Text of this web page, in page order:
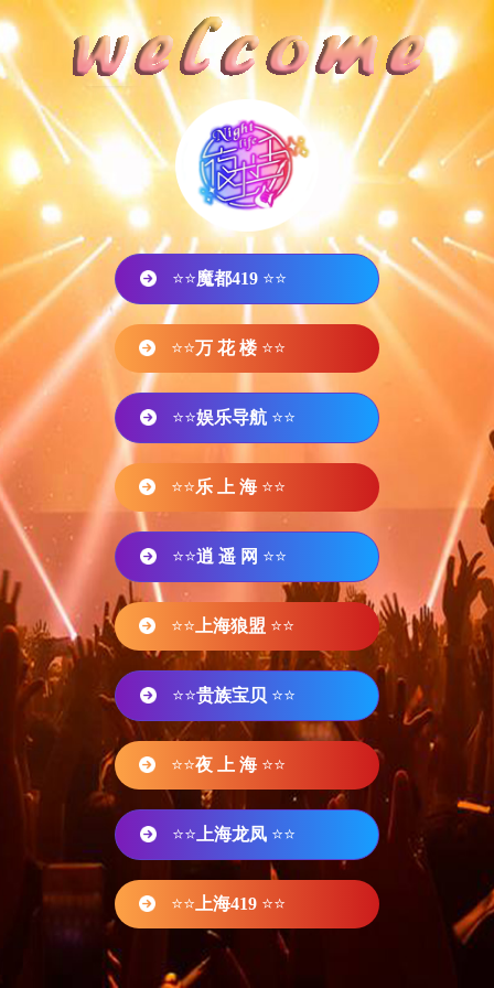
⭐⭐魔都419 ⭐⭐
⭐⭐万 花 楼 ⭐⭐
⭐⭐娱乐导航 ⭐⭐
⭐⭐乐 上 海 ⭐⭐
⭐⭐逍 遥 网 ⭐⭐
⭐⭐ 上海狼盟 ⭐⭐
⭐⭐贵族宝贝 ⭐⭐
⭐⭐夜 上 海 ⭐⭐
⭐⭐ 上海龙凤 ⭐⭐
⭐⭐ 上海419 ⭐⭐